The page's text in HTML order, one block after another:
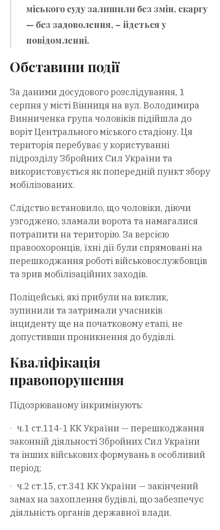
міського суду залишили без змін, скаргу
— без задоволення, – йдеться у
повідомленні.
Обставини події
За даними досудового розслідування, 1
серпня у місті Вінниця на вул. Володимира
Винниченка група чоловіків підійшла до
воріт Центрального міського стадіону. Ця
територія перебуває у користуванні
підрозділу Збройних Сил України та
використовується як попередній пункт збору
мобілізованих.
Слідство встановило, що чоловіки, діючи
узгоджено, зламали ворота та намагалися
потрапити на територію. За версією
правоохоронців, їхні дії були спрямовані на
перешкоджання роботі військовослужбовців
та зрив мобілізаційних заходів.
Поліцейські, які прибули на виклик,
зупинили та затримали учасників
інциденту ще на початковому етапі, не
допустивши проникнення до будівлі.
Кваліфікація
правопорушення
Підозрюваному інкримінують:
ч.1 ст.114-1 КК України — перешкоджання
законній діяльності Збройних Сил України
та інших військових формувань в особливий
період;
ч.2 ст.15, ст.341 КК України — закінчений
замах на захоплення будівлі, що забезпечує
діяльність органів державної влади.